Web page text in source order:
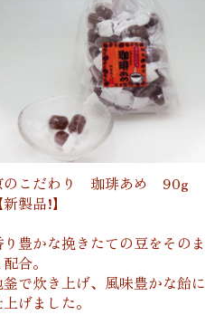
のこだわり 珈琲あめ 90g
【新製品!】
り豊かな挽きたての豆をそのま
合。
釜で炊き上げ、風味豊かな飴に
げました。